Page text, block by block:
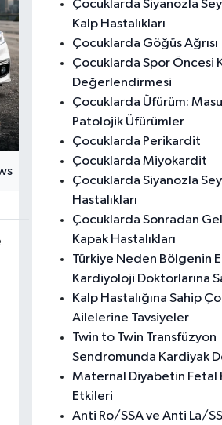
Çocuklarda Siyanozla
Kalp Hastalıkları
Çocuklarda Göğüs Ağrısı
Çocuklarda Spor Öncesi
Değerlendirmesi
Çocuklarda Üfürüm:
Patolojik Üfürümler
Çocuklarda Perikardit
Çocuklarda Miyokardit
Çocuklarda Siyanozla
Hastalıkları
Çocuklarda Sonradan
Kapak Hastalıkları
Türkiye Neden Bölgenin
Kardiyoloji Doktorlarına
Kalp Hastalığına Sahip
Ailelerine Tavsiyeler
Twin to Twin Transfüzyon
Sendromunda Kardiyak
Maternal Diyabetin Fetal
Etkileri
Anti Ro/SSA ve Anti La/